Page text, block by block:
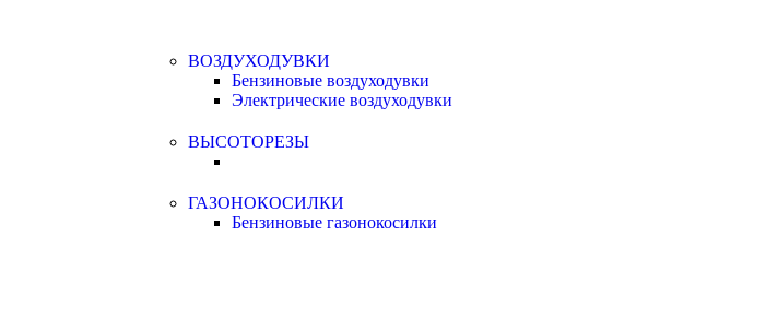
ВОЗДУХОДУВКИ
Бензиновые воздуходувки
Электрические воздуходувки
ВЫСОТОРЕЗЫ
ГАЗОНОКОСИЛКИ
Бензиновые газонокосилки